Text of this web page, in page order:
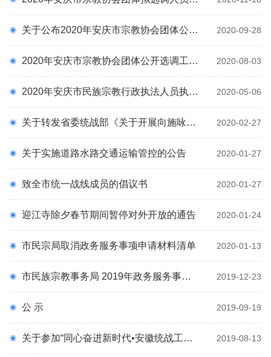
他山之石
理论园地
统战百科
通知公告
预决算公开
专题专栏
统战文化
2020-09-28
关于公布2020年安庆市宗教协会团体公开选调工作人员面试成绩的公告
2020-08-03
2020年安庆市宗教协会团体公开选调工作人员公告
2020-05-06
2020年安庆市民族宗教行政执法人员执法资格认证专门法律知识考试合格人员公示
2020-02-27
关于转发省委统战部《关于开展向施咏康 同志学习的通知》的通知
2020-01-27
关于实施道路水路交通运输管控的公告
2020-01-27
致全市统一战线成员的倡议书
2020-01-24
迎江寺除夕春节期间暂停对外开放的通告
2020-01-13
市民宗局取消政务服务事项申请材料清单
2019-12-23
市民族宗教事务局 2019年政务服务事项办理结果
2019-09-19
公 示
2019-08-13
关于参加“同心奋进新时代•安徽统战工作创新发展”理论研讨会征文活动的通知